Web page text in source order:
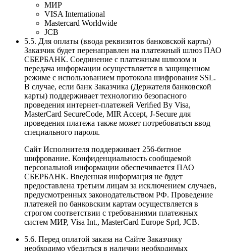
МИР
VISA International
Mastercard Worldwide
JCB
5.5. Для оплаты (ввода реквизитов банковской карты)
Заказчик будет перенаправлен на платежный шлюз ПАО
СБЕРБАНК. Соединение с платежным шлюзом и
передача информации осуществляется в защищенном
режиме с использованием протокола шифрования SSL.
В случае, если банк Заказчика (Держателя банковской
карты) поддерживает технологию безопасного
проведения интернет-платежей Veriﬁed By Visa,
MasterCard SecureCode, MIR Accept, J-Secure для
проведения платежа также может потребоваться ввод
специального пароля.
Сайт Исполнителя поддерживает 256-битное
шифрование. Конфиденциальность сообщаемой
персональной информации обеспечивается ПАО
СБЕРБАНК. Введенная информация не будет
предоставлена третьим лицам за исключением случаев,
предусмотренных законодательством РФ. Проведение
платежей по банковским картам осуществляется в
строгом соответствии с требованиями платежных
систем МИР, Visa Int., MasterCard Europe Sprl, JCB.
5.6. Перед оплатой заказа на Сайте Заказчику
необходимо убедиться в наличии необходимых